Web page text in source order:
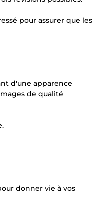
pour assurer que les
d'une apparence
de qualité
donner vie à vos